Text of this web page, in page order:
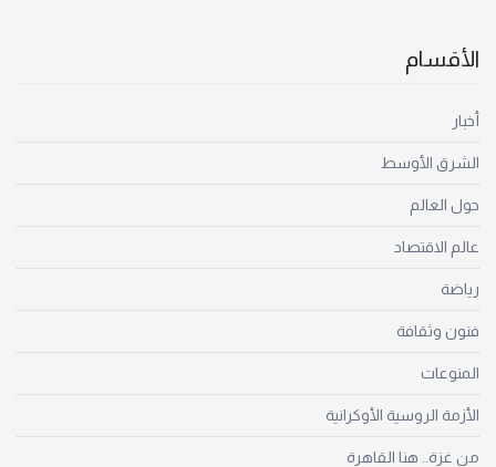
الأقسام
أخبار
الشرق الأوسط
حول العالم
عالم الاقتصاد
رياضة
فنون وثقافة
المنوعات
الأزمة الروسية الأوكرانية
من غزة.. هنا القاهرة